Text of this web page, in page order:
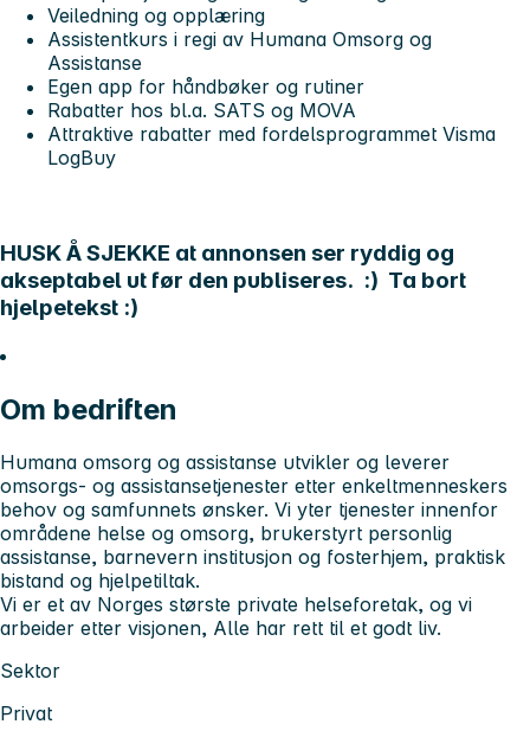
Veiledning og opplæring
Assistentkurs i regi av Humana Omsorg og
Assistanse
Egen app for håndbøker og rutiner
Rabatter hos bl.a. SATS og MOVA
Attraktive rabatter med fordelsprogrammet Visma
LogBuy
HUSK Å SJEKKE at annonsen ser ryddig og
akseptabel ut før den publiseres. :) Ta bort
hjelpetekst :)
Om bedriften
Humana omsorg og assistanse utvikler og leverer
omsorgs- og assistansetjenester etter enkeltmenneskers
behov og samfunnets ønsker. Vi yter tjenester innenfor
områdene helse og omsorg, brukerstyrt personlig
assistanse, barnevern institusjon og fosterhjem, praktisk
bistand og hjelpetiltak.
Vi er et av Norges største private helseforetak, og vi
arbeider etter visjonen, Alle har rett til et godt liv.
Sektor
Privat